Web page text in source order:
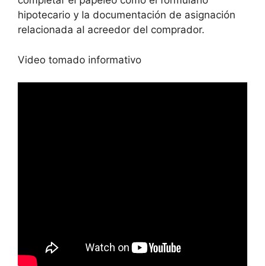
hipotecario y la documentación de asignación
relacionada al acreedor del comprador.
Video tomado informativo